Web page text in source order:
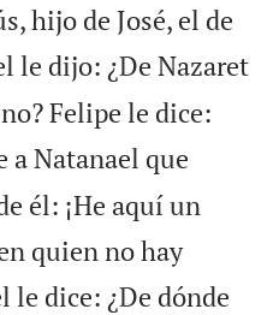
hijo de José, el de
le dijo: ¿De Nazaret
Felipe le dice:
a Natanael que
él: ¡He aquí un
quien no hay
le dice: ¿De dónde